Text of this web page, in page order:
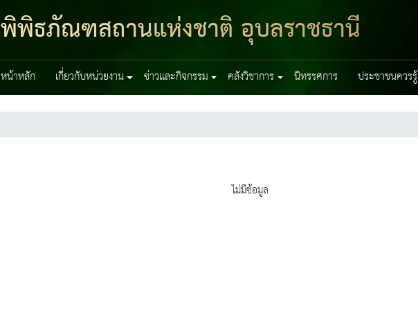
พิพิธภัณฑสถานแห่งชาติ อุบลราชธานี
หน้าหลัก เกี่ยวกับหน่วยงาน ข่าวและกิจกรรม คลังวิชาการ นิทรรศการ ประชาชนควรรู้
ไม่มีข้อมูล